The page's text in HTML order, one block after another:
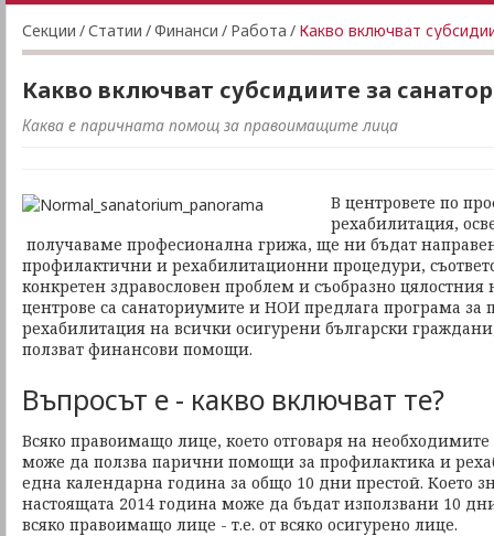
Секции /Статии /Финанси / Работа / Какво включват
Какво включват субсидиите за
Каква е паричната помощ за правоимащите лица
В центровете по
рехабилитация,
получаваме професионална грижа, ще ни бъдат
профилактични и рехабилитационни процедури,
конкретен здравословен проблем и съобразно цялостния
центрове са санаториумите и НОИ предлага програма за
рехабилитация на всички осигурени български
ползват финансови помощи.
Въпросът е - какво включват те?
Всяко правоимащо лице, което отговаря на
може да ползва парични помощи за профилактика и
една календарна година за общо 10 дни престой. Което
настоящата 2014 година може да бъдат използвани 10
всяко правоимащо лице - т.е. от всяко осигурено лице.